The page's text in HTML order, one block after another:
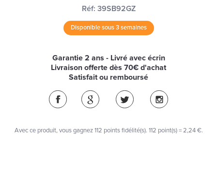
Réf: 39SB92GZ
Disponible sous 3 semaines
Garantie 2 ans - Livré avec écrin
Livraison offerte dès 70€ d'achat
Satisfait ou remboursé
Avec ce produit, vous gagnez112 points fidélité(s). 112 point(s) =2,24 €.